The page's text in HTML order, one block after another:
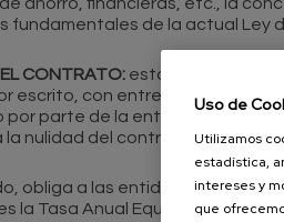
fundamentales de la actual Ley
CONTRATO: esta Ley exige
escrito, con entrega al
por parte de la entidad de
la nulidad del contrato en su
obliga a las entidades de
la Tasa Anual Equivalente (T.A.E
Uso de
Utilizamos
estadística,
intereses y
que